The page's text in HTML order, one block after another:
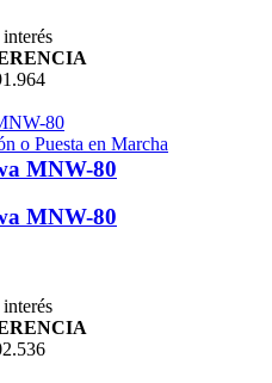
MNW-80
MNW-80